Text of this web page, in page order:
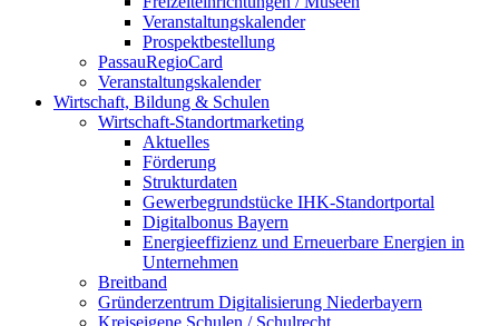
Veranstaltungskalender
Prospektbestellung
PassauRegioCard
Veranstaltungskalender
Wirtschaft, Bildung & Schulen
Wirtschaft-Standortmarketing
Aktuelles
Förderung
Strukturdaten
Gewerbegrundstücke IHK-Standortportal
Digitalbonus Bayern
Energieeffizienz und Erneuerbare Energien in
Unternehmen
Breitband
Gründerzentrum Digitalisierung Niederbayern
Kreiseigene Schulen / Schulrecht